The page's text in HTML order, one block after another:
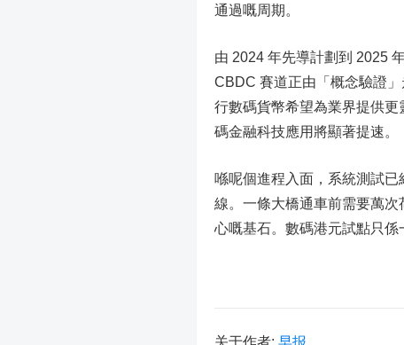
通過嘅周期。
由 2024 年先導計劃到 2025
CBDC 賽道正由「概念驗證
行數碼貨幣希望為業界提供
碼金融科技應用將顯著提速。
喺呢個進程入面，系統測試
線。一條大橋通車前需要萬
心嘅基石。數碼港元試點只係
关于作者: 早报